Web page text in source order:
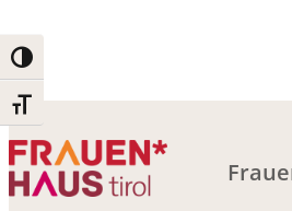
Umschalten auf hohe Kontraste
Schrift vergrößern